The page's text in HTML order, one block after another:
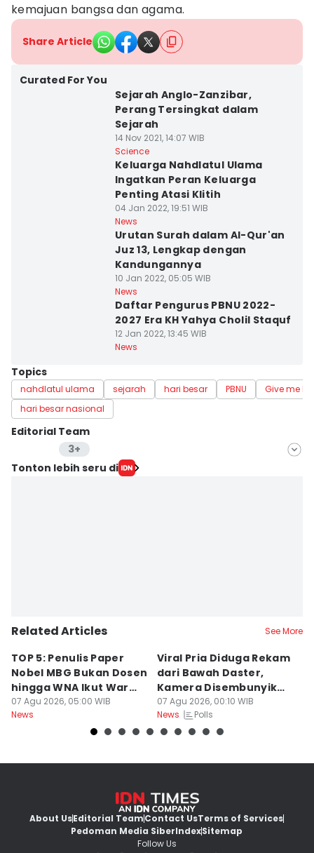
kemajuan bangsa dan agama.
Share Article
Curated For You
Sejarah Anglo-Zanzibar,
Perang Tersingkat dalam
Sejarah
14 Nov 2021, 14:07 WIB
Science
Keluarga Nahdlatul Ulama
Ingatkan Peran Keluarga
Penting Atasi Klitih
04 Jan 2022, 19:51 WIB
News
Urutan Surah dalam Al-Qur'an
Juz 13, Lengkap dengan
Kandungannya
10 Jan 2022, 05:05 WIB
News
Daftar Pengurus PBNU 2022-
2027 Era KH Yahya Cholil Staquf
12 Jan 2022, 13:45 WIB
News
Topics
nahdlatul ulama sejarah hari besar PBNU
Give me
hari besar nasional
Editorial Team
3+
Editor
Tonton lebih seru di
Related Articles See More
TOP 5: Penulis Paper
Nobel MBG Bukan Dosen
hingga WNA Ikut War
Tiket HUT RI
07 Agu 2026, 05:00 WIB
News
Viral Pria Diduga Rekam
dari Bawah Daster,
Kamera Disembunyikan
di Sandal
07 Agu 2026, 00:10 WIB
News
Polls
About UsEditorial TeamContact UsTerms of Services
Pedoman Media SiberIndexSitemap
Follow Us